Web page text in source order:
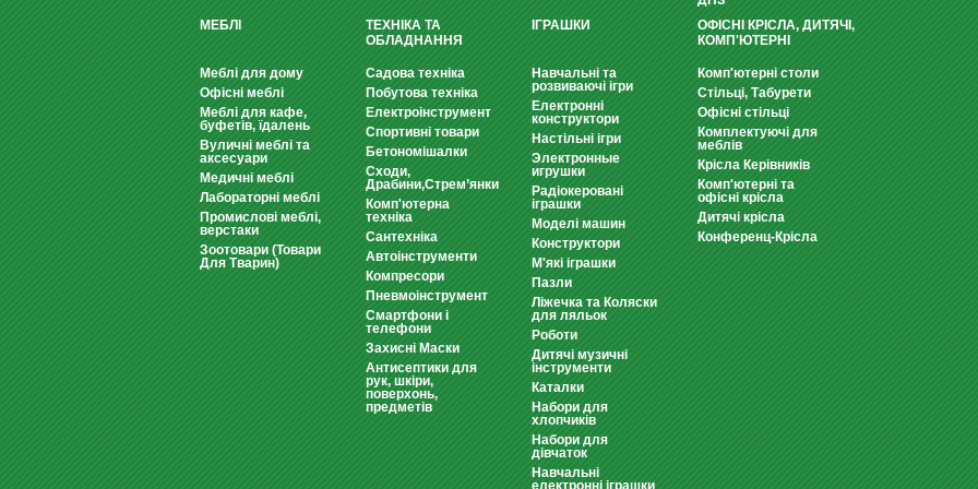
МЕБЛІ
Меблі для дому
Офісні меблі
Меблі для кафе,
буфетів, їдалень
Вуличні меблі та
аксесуари
Медичні меблі
Лабораторні меблі
Промислові меблі,
верстаки
Зоотовари (Товари
Для Тварин)
ТЕХНІКА ТА
ОБЛАДНАННЯ
Садова техніка
Побутова техніка
Електроінструмент
Спортивні товари
Бетономішалки
Сходи,
Драбини,Стрем’янки
Комп'ютерна
техніка
Сантехніка
Автоінструменти
Компресори
Пневмоінструмент
Смартфони і
телефони
Захисні Маски
Антисептики для
рук, шкіри,
поверхонь,
предметів
ІГРАШКИ
Навчальні та
розвиваючі ігри
Електронні
конструктори
Настільні ігри
Электронные
игрушки
Радіокеровані
іграшки
Моделі машин
Конструктори
М'які іграшки
Пазли
Ліжечка та Коляски
для ляльок
Роботи
Дитячі музичні
інструменти
Каталки
Набори для
хлопчиків
Набори для
дівчаток
Навчальні
електронні іграшки
ОФІСНІ КРІСЛА, ДИТЯЧІ,
КОМП'ЮТЕРНІ
Комп'ютерні столи
Стільці, Табурети
Офісні стільці
Комплектуючі для
меблів
Крісла Керівників
Комп'ютерні та
офісні крісла
Дитячі крісла
Конференц-Крісла